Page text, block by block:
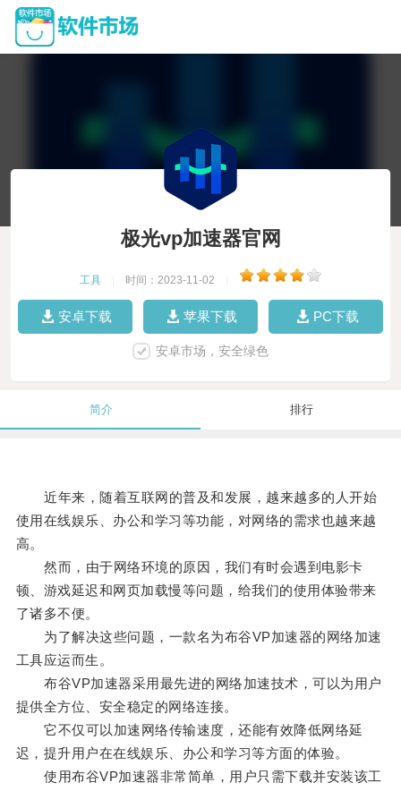
极光vp加速器官网
工具 时间：2023-11-02
安卓下载 苹果下载 PC下载
安卓市场，安全绿色
简介 排行
近年来，随着互联网的普及和发展，越来越多的人开始
使用在线娱乐、办公和学习等功能，对网络的需求也越来越
高。
然而，由于网络环境的原因，我们有时会遇到电影卡
顿、游戏延迟和网页加载慢等问题，给我们的使用体验带来
了诸多不便。
为了解决这些问题，一款名为布谷VP加速器的网络加速
工具应运而生。
布谷VP加速器采用最先进的网络加速技术，可以为用户
提供全方位、安全稳定的网络连接。
它不仅可以加速网络传输速度，还能有效降低网络延
迟，提升用户在在线娱乐、办公和学习等方面的体验。
使用布谷VP加速器非常简单，用户只需下载并安装该工